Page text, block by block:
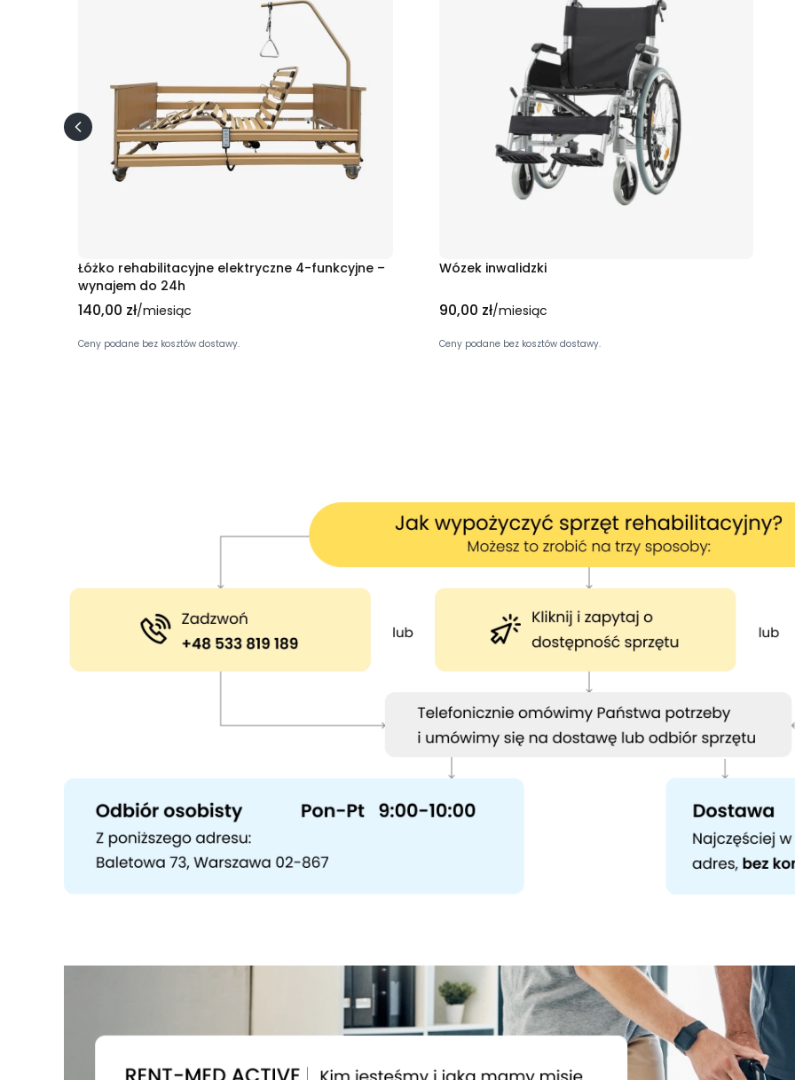
Łóżko rehabilitacyjne elektryczne 4-funkcyjne –
wynajem do 24h
Cena
140,00 zł/miesiąc
Ceny podane bez kosztów dostawy.
Wózek inwalidzki
Cena
90,00 zł/miesiąc
Ceny podane bez kosztów dostawy.